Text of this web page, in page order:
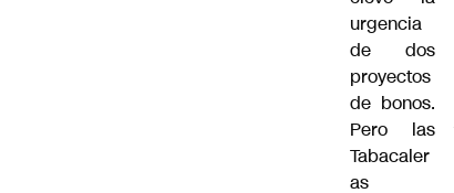
urgencia
de dos
proyectos
de bonos.
Pero las
Tabacaler
as